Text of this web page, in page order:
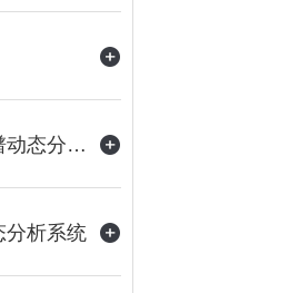
高压原位拉曼光谱动态分析系统
分析系统